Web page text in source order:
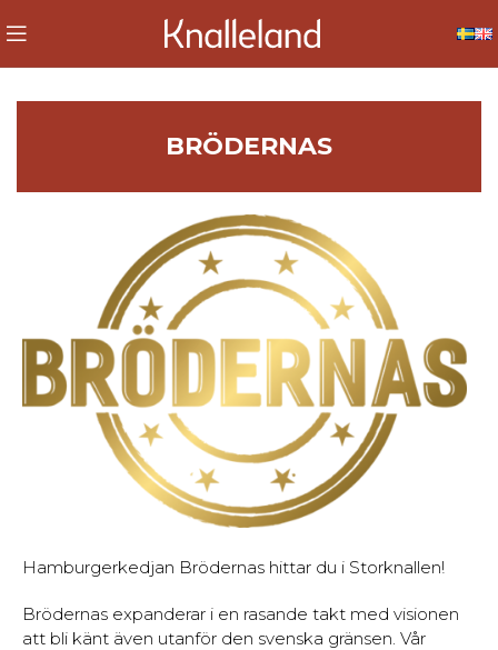
BRÖDERNAS
Hamburgerkedjan Brödernas hittar du i Storknallen!
Brödernas expanderar i en rasande takt med visionen
att bli känt även utanför den svenska gränsen. Vår